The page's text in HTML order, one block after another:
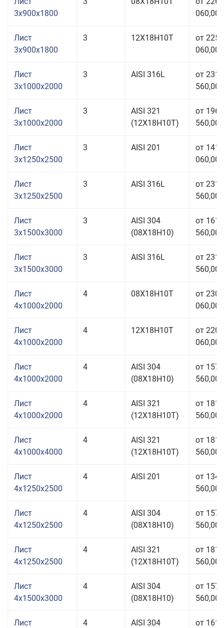
3x900x1800
060,00
Лист
3x900x1800
3 12Х18Н10Т
от 225
060,00
Лист
3x1000x2000
3 AISI 316L
от 231
560,00
Лист
3x1000x2000
3
AISI 321
(12Х18Н10Т)
от 196
560,00
Лист
3x1250x2500
3 AISI 201
от 141
060,00
Лист
3x1250x2500
3 AISI 316L
от 231
560,00
Лист
3x1500x3000
3
AISI 304
(08Х18Н10)
от 161
560,00
Лист
3x1500x3000
3 AISI 316L
от 231
560,00
Лист
4x1000x2000
4 08Х18Н10Т
от 230
060,00
Лист
4x1000x2000
4 12Х18Н10Т
от 220
060,00
Лист
4x1000x2000
4
AISI 304
(08Х18Н10)
от 157
560,00
Лист
4x1000x2000
4
AISI 321
(12Х18Н10Т)
от 181
560,00
Лист
4x1000x4000
4
AISI 321
(12Х18Н10Т)
от 181
560,00
Лист
4x1250x2500
4 AISI 201
от 134
560,00
Лист
4x1250x2500
4
AISI 304
(08Х18Н10)
от 157
560,00
Лист
4x1250x2500
4
AISI 321
(12Х18Н10Т)
от 181
560,00
Лист
4x1500x3000
4
AISI 304
(08Х18Н10)
от 157
560,00
Лист
4
AISI 304
от 161